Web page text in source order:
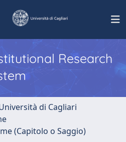
Research
di Cagliari
(Capitolo o Saggio)